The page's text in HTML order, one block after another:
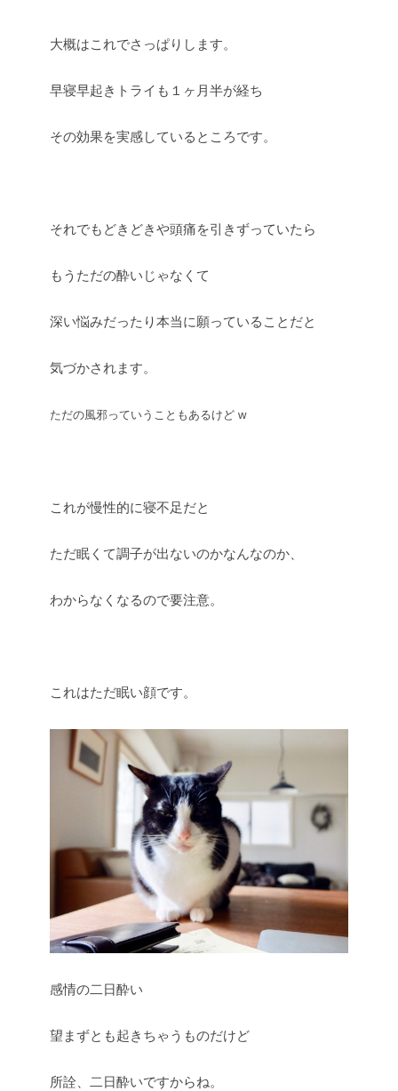
大概はこれでさっぱりします。
早寝早起きトライも１ヶ月半が経ち
その効果を実感しているところです。
それでもどきどきや頭痛を引きずっていたら
もうただの酔いじゃなくて
深い悩みだったり本当に願っていることだと
気づかされます。
ただの風邪っていうこともあるけど w
これが慢性的に寝不足だと
ただ眠くて調子が出ないのかなんなのか、
わからなくなるので要注意。
これはただ眠い顔です。
感情の二日酔い
望まずとも起きちゃうものだけど
所詮、二日酔いですからね。